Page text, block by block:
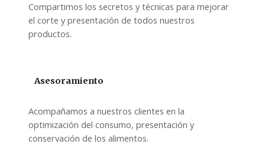
Compartimos los secretos y técnicas para mejorar
el corte y presentación de todos nuestros
productos.
Asesoramiento
Acompañamos a nuestros clientes en la
optimización del consumo, presentación y
conservación de los alimentos.